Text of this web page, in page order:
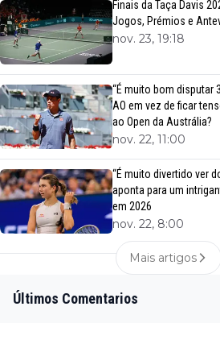
Finais da Taça Davis
Jogos, Prémios e
nov. 23, 19:18
“É muito bom disputar
AO em vez de ficar
ao Open da Austrália?
nov. 22, 11:00
“É muito divertido ver
aponta para um
em 2026
nov. 22, 8:00
Mais artigos
Últimos Comentarios